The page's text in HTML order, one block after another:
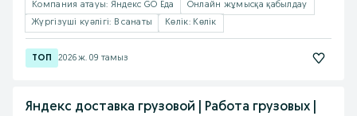
Компания атауы: Яндекс GO Еда
Онлайн жұмысқа қабылдау
Жүргізуші куәлігі: B санаты
Көлік: Көлік
2026 ж. 09 тамыз
Яндекс доставка грузовой | Работа грузовых |